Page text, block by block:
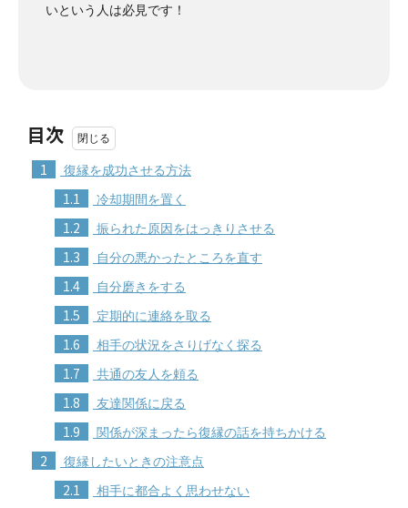
いという人は必見です！
目次
1 復縁を成功させる方法
1.1 冷却期間を置く
1.2 振られた原因をはっきりさせる
1.3 自分の悪かったところを直す
1.4 自分磨きをする
1.5 定期的に連絡を取る
1.6 相手の状況をさりげなく探る
1.7 共通の友人を頼る
1.8 友達関係に戻る
1.9 関係が深まったら復縁の話を持ちかける
2 復縁したいときの注意点
2.1 相手に都合よく思わせない